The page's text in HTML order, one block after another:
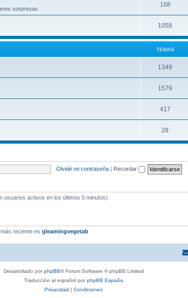
sorpresas
168
1058
TEMAS
1349
1579
417
28
Olvidé mi contraseña | Recordar
usuarios activos en los últimos 5 minutos)
reciente es gleamingvegetab
Desarrollado porphpBB® Forum Software © phpBB Limited
Traducción al español porphpBB España
Privacidad | Condiciones